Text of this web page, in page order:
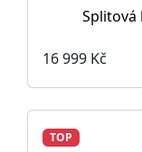
Splitová
16 999 Kč
TOP